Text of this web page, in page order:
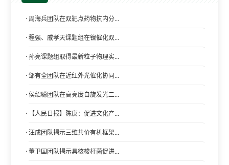
· 周海兵团队在双靶点药物抗内分...
· 程强、戚孝天课题组在镍催化双...
· 孙亮课题组取得最新粒子物理实...
· 邹有全团队在近红外光催化协同...
· 侯绍聪团队在高亮度自旋发光二...
· 【人民日报】陈庚：促进文化产...
· 汪成团队揭示三维共价有机框架...
· 董卫国团队揭示具核梭杆菌促进...